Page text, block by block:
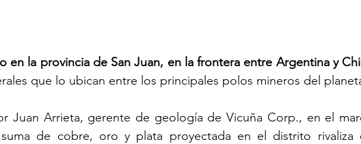
en la provincia de San Juan, en la frontera entre Argentina y
que lo ubican entre los principales polos mineros del
Juan Arrieta, gerente de geología de Vicuña Corp., en el
de cobre, oro y plata proyectada en el distrito rivaliza